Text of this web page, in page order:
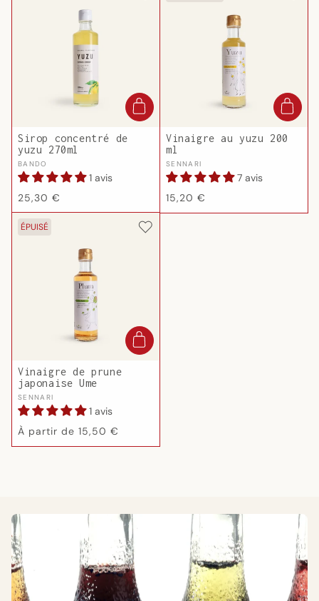
Sirop concentré de
yuzu 270ml
Fournisseur :
BANDO
1 avis
Prix
habituel
25,30 €
Vinaigre au yuzu 200
ml
Fournisseur :
SENNARI
7 avis
Prix
habituel
15,20 €
ÉPUISÉ
Vinaigre de prune
japonaise Ume
Fournisseur :
SENNARI
1 avis
Prix
habituel
À partir de 15,50 €